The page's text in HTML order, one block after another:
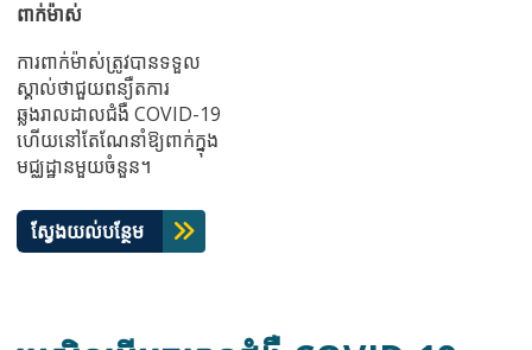
ពាក់ម៉ាស់
ការពាក់ម៉ាស់ត្រូវបានទទួល
ស្គាល់ថាជួយពន្យឺតការ
ឆ្លងរាលដាលជំងឺ COVID-19
ហើយនៅតែណែនាំឱ្យពាក់ក្នុង
មជ្ឈដ្ឋានមួយចំនួន។
ស្វែងយល់បន្ថែម